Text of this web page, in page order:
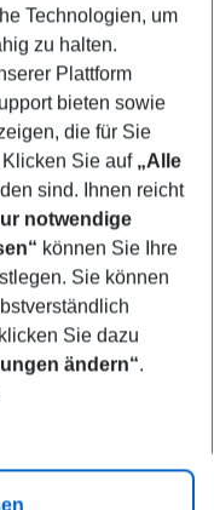
Technologien, um
zu halten.
Plattform
bieten sowie
die für Sie
Sie auf „Alle
sind. Ihnen reicht
notwendige
können Sie Ihre
Sie können
Sie dazu
ändern“.